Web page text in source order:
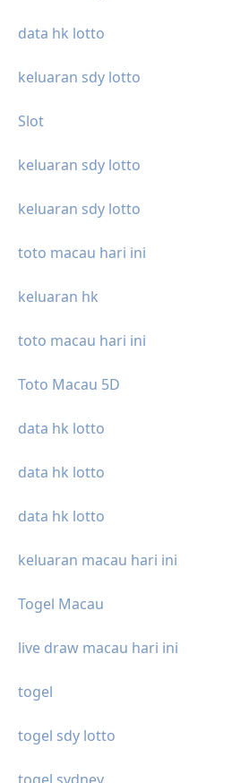
data hk lotto
keluaran sdy lotto
Slot
keluaran sdy lotto
keluaran sdy lotto
toto macau hari ini
keluaran hk
toto macau hari ini
Toto Macau 5D
data hk lotto
data hk lotto
data hk lotto
keluaran macau hari ini
Togel Macau
live draw macau hari ini
togel
togel sdy lotto